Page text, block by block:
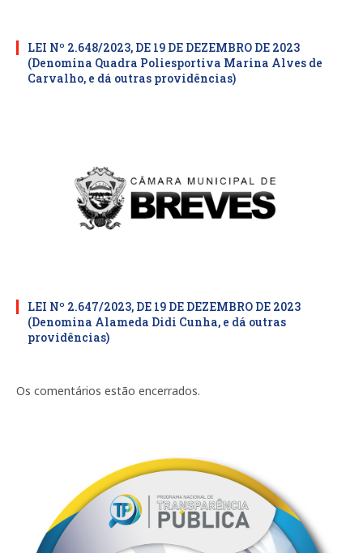
LEI Nº 2.648/2023, DE 19 DE DEZEMBRO DE 2023
(Denomina Quadra Poliesportiva Marina Alves de
Carvalho, e dá outras providências)
LEI Nº 2.647/2023, DE 19 DE DEZEMBRO DE 2023
(Denomina Alameda Didi Cunha, e dá outras
providências)
Os comentários estão encerrados.